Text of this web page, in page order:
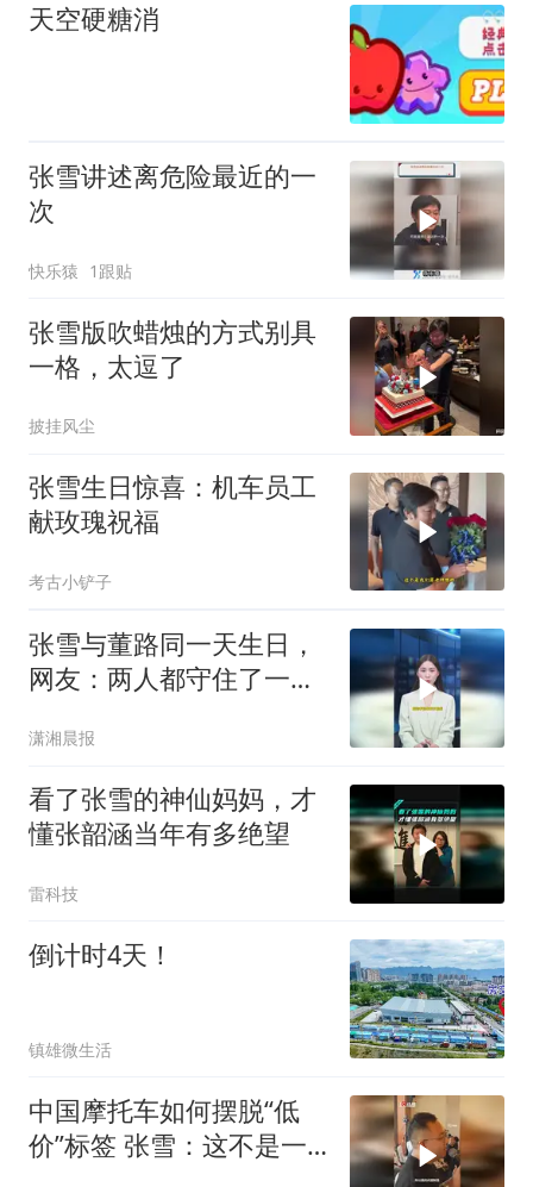
天空硬糖消
张雪讲述离危险最近的一
次
快乐猿 1跟贴
张雪版吹蜡烛的方式别具
一格，太逗了
披挂风尘
张雪生日惊喜：机车员工
献玫瑰祝福
考古小铲子
张雪与董路同一天生日，
网友：两人都守住了一份
潇湘晨报
看了张雪的神仙妈妈，才
懂张韶涵当年有多绝望
雷科技
倒计时4天！
镇雄微生活
中国摩托车如何摆脱“低
价”标签 张雪：这不是一